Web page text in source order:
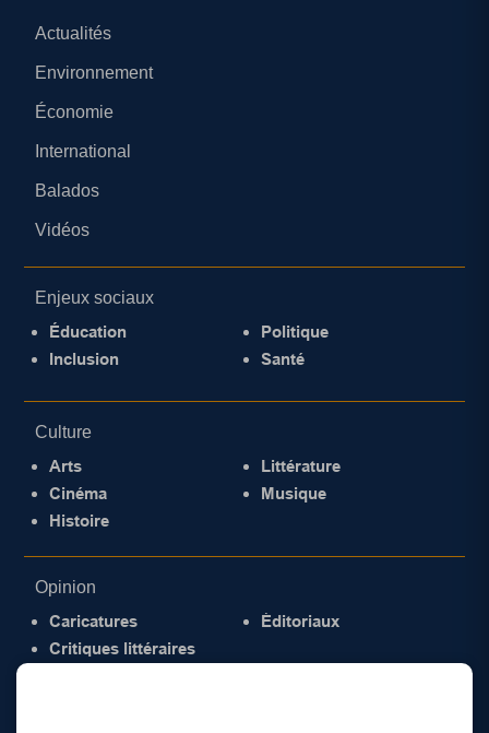
Actualités
Environnement
Économie
International
Balados
Vidéos
Enjeux sociaux
Éducation
Inclusion
Politique
Santé
Culture
Arts
Cinéma
Histoire
Littérature
Musique
Opinion
Caricatures
Critiques littéraires
Éditoriaux